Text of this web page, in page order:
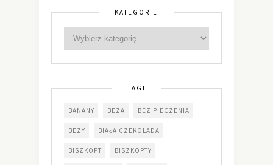
KATEGORIE
TAGI
BANANY BEZA BEZ PIECZENIA
BEZY BIAŁA CZEKOLADA
BISZKOPT BISZKOPTY